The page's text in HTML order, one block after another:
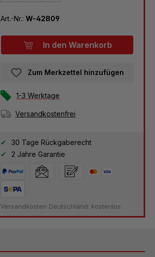
Art.-Nr.: W-42809
In den Warenkorb
Zum Merkzettel hinzufügen
1-3 Werktage
Versandkostenfrei
30 Tage Rückgaberecht
2 Jahre Garantie
Versandkosten Deutschland: kostenlos